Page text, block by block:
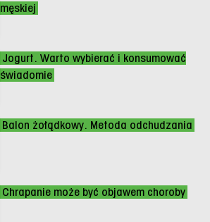
męskiej
Jogurt. Warto wybierać i konsumować
świadomie
Balon żołądkowy. Metoda odchudzania
Chrapanie może być objawem choroby